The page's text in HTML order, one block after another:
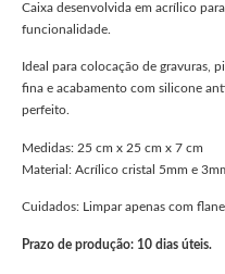
Caixa desenvolvida em acrílico
funcionalidade.
Ideal para colocação de gravuras,
fina e acabamento com silicone
perfeito.
Medidas: 25 cm x 25 cm x 7 cm
Material: Acrílico cristal 5mm e
Cuidados: Limpar apenas com
Prazo de produção: 10 dias úteis.